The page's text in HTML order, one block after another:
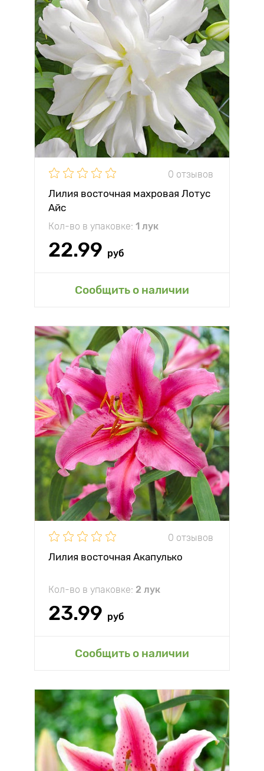
0 отзывов
Лилия восточная махровая Лотус
Айс
Кол-во в упаковке: 1 лук
22.99 руб
Сообщить о наличии
0 отзывов
Лилия восточная Акапулько
Кол-во в упаковке: 2 лук
23.99 руб
Сообщить о наличии